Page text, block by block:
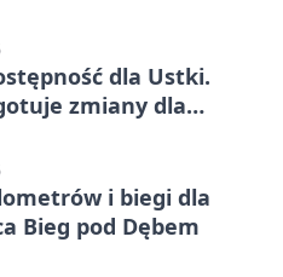
dla Ustki.
zmiany dla
i biegi dla
Bieg pod Dębem